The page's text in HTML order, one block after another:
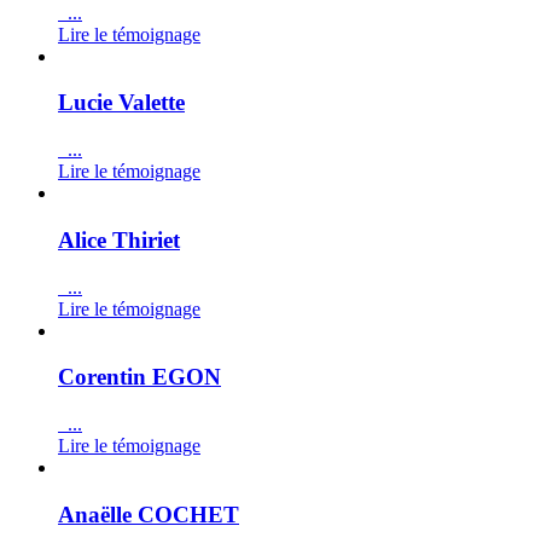
...
Lire le témoignage
Lucie Valette
...
Lire le témoignage
Alice Thiriet
...
Lire le témoignage
Corentin EGON
...
Lire le témoignage
Anaëlle COCHET